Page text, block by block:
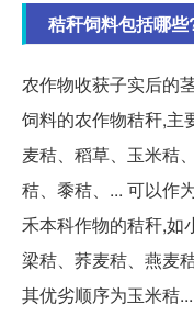
秸秆饲料包括哪
农作物收获子实后的
饲料的农作物秸秆,主
麦秸、稻草、玉米秸
秸、黍秸、... 可以作
禾本科作物的秸秆,如
梁秸、荞麦秸、燕麦
其优劣顺序为玉米秸